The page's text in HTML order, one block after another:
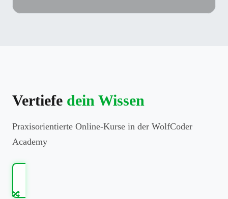
Vertiefe dein Wissen
Praxisorientierte Online-Kurse in der WolfCoder
Academy
🔀